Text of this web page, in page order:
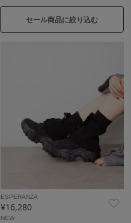
セール商品に絞り込む
ESPERANZA
¥16,280
NEW